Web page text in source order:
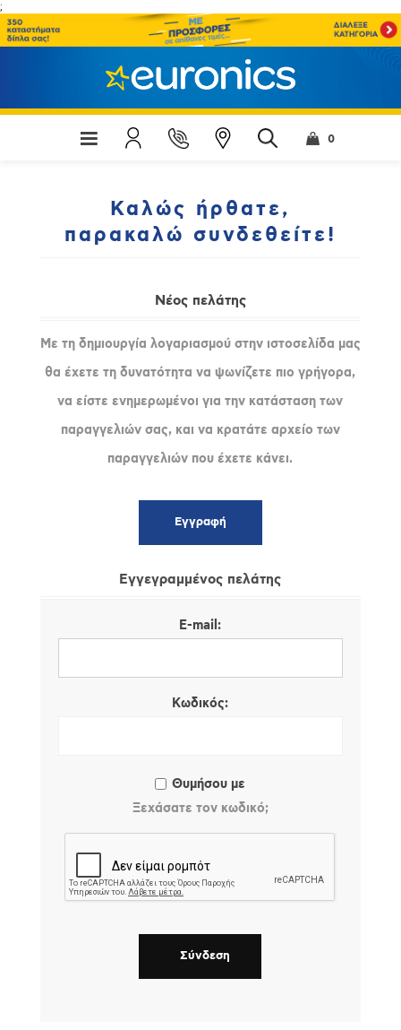
;
0
Καλώς ήρθατε,
παρακαλώ συνδεθείτε!
Νέος πελάτης
Με τη δημιουργία λογαριασμού στην ιστοσελίδα μας
θα έχετε τη δυνατότητα να ψωνίζετε πιο γρήγορα,
να είστε ενημερωμένοι για την κατάσταση των
παραγγελιών σας, και να κρατάτε αρχείο των
παραγγελιών που έχετε κάνει.
Εγγεγραμμένος πελάτης
E-mail:
Κωδικός:
Θυμήσου με
Ξεχάσατε τον κωδικό;